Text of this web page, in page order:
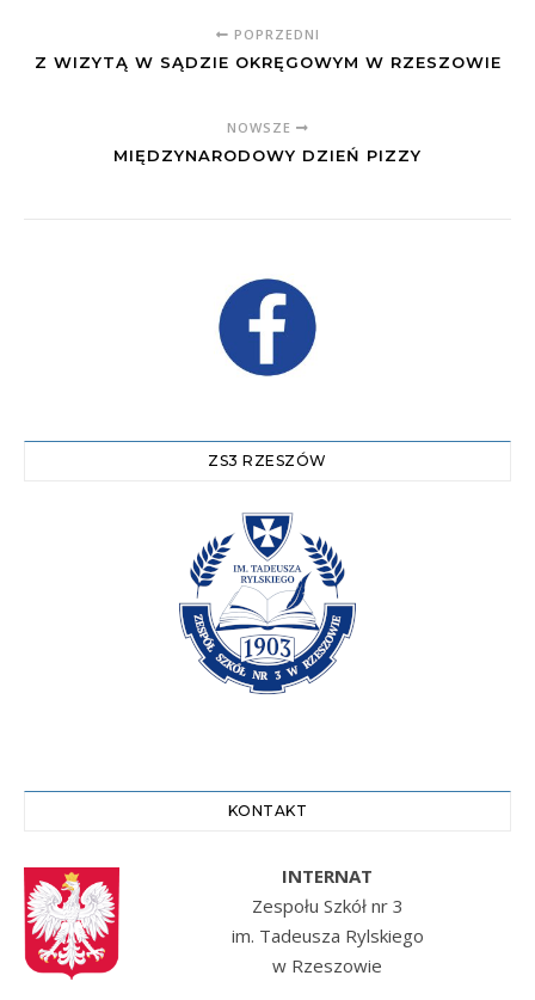
POPRZEDNI
Z WIZYTĄ W SĄDZIE OKRĘGOWYM W RZESZOWIE
NOWSZE
MIĘDZYNARODOWY DZIEŃ PIZZY
ZS3 RZESZÓW
KONTAKT
INTERNAT
Zespołu Szkół nr 3
im. Tadeusza Rylskiego
w Rzeszowie